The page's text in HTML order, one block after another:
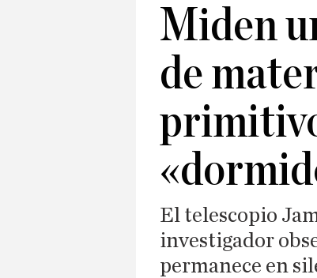
Miden
de
El telescopio
investigador
permanece en